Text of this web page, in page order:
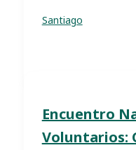
Santiago
Encuentro
Voluntarios: